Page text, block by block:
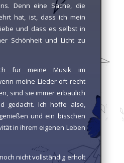
Denn eine Sache, die
hat, ist, dass ich mein
und dass es selbst in
Schönheit und Licht zu
für meine Musik im
meine Lieder oft recht
sind sie immer erbaulich
gedacht. Ich hoffe also,
und ein bisschen
in ihrem eigenen Leben
nicht vollständig erholt